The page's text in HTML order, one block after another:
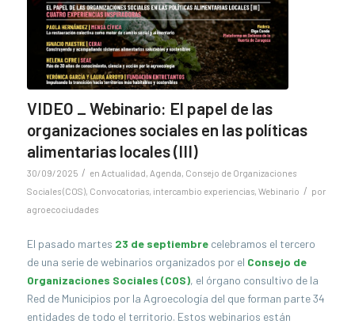
VIDEO _ Webinario: El papel de las
organizaciones sociales en las políticas
alimentarias locales (III)
30/09/2025 / en Actualidad, Agenda, Consejo de Organizaciones
Sociales (COS), Convocatorias, intercambio experiencias, Webinario / por
agroecociudades
El pasado martes 23 de septiembrecelebramos el tercero
de una serie de webinarios organizados por el Consejo de
Organizaciones Sociales (COS), el órgano consultivo de la
Red de Municipios por la Agroecología del que forman parte 34
entidades de todo el territorio. Estos webinarios están